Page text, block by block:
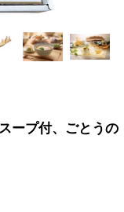
ープ付、ごとうの